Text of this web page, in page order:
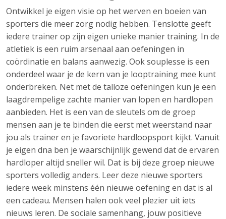
Ontwikkel je eigen visie op het werven en boeien van
sporters die meer zorg nodig hebben. Tenslotte geeft
iedere trainer op zijn eigen unieke manier training. In de
atletiek is een ruim arsenaal aan oefeningen in
coördinatie en balans aanwezig. Ook souplesse is een
onderdeel waar je de kern van je looptraining mee kunt
onderbreken. Net met de talloze oefeningen kun je een
laagdrempelige zachte manier van lopen en hardlopen
aanbieden. Het is een van de sleutels om de groep
mensen aan je te binden die eerst met weerstand naar
jou als trainer en je favoriete hardloopsport kijkt. Vanuit
je eigen dna ben je waarschijnlijk gewend dat de ervaren
hardloper altijd sneller wil. Dat is bij deze groep nieuwe
sporters volledig anders. Leer deze nieuwe sporters
iedere week minstens één nieuwe oefening en dat is al
een cadeau. Mensen halen ook veel plezier uit iets
nieuws leren. De sociale samenhang, jouw positieve